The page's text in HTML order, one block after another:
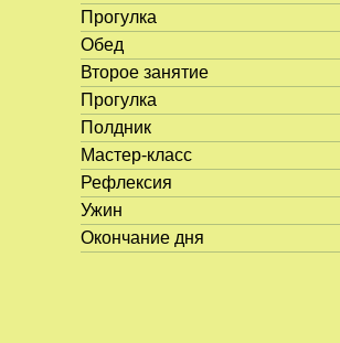
Прогулка
Обед
Второе занятие
Прогулка
Полдник
Мастер-класс
Рефлексия
Ужин
Окончание дня
+7 (905) 780-58-44
Мы будем рады поговорить с вами с
9:00 до 18:00 в будние дни.
info@nyberg.school
nybergschool@gmail.com
Как устроено обучение